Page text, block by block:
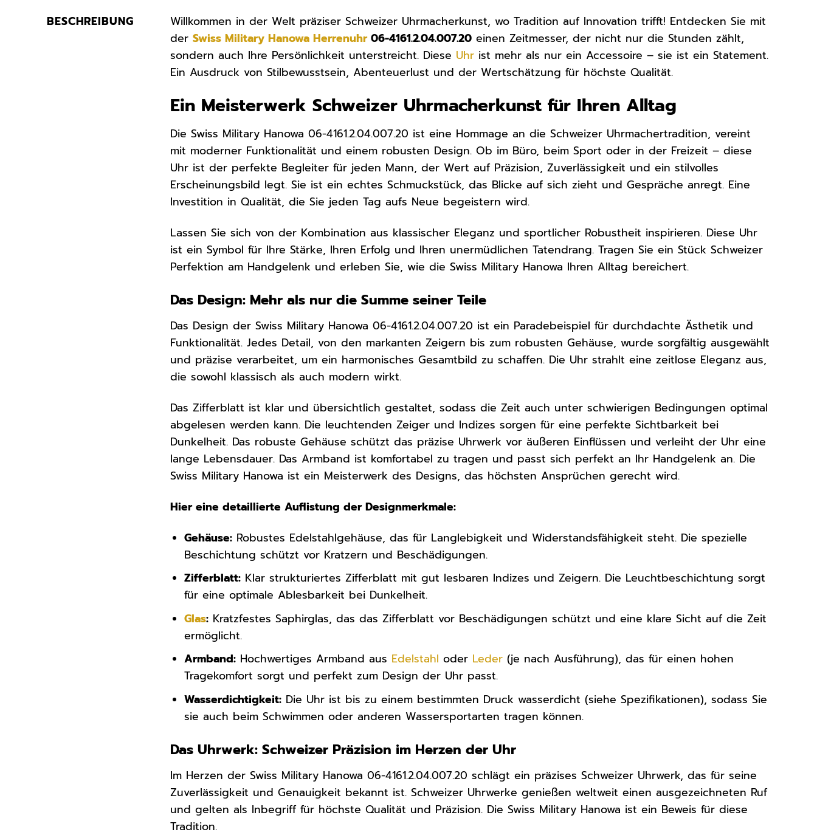
BESCHREIBUNG
Willkommen in der Welt präziser Schweizer Uhrmacherkunst, wo Tradition auf Innovation trifft! Entdecken Sie mit
derSwiss Military Hanowa Herrenuhr06-4161.2.04.007.20 einen Zeitmesser, der nicht nur die Stunden zählt,
sondern auch Ihre Persönlichkeit unterstreicht. Diese Uhr ist mehr als nur ein Accessoire – sie ist ein Statement.
Ein Ausdruck von Stilbewusstsein, Abenteuerlust und der Wertschätzung für höchste Qualität.
Ein Meisterwerk Schweizer Uhrmacherkunst für Ihren Alltag
Die Swiss Military Hanowa 06-4161.2.04.007.20 ist eine Hommage an die Schweizer Uhrmachertradition, vereint
mit moderner Funktionalität und einem robusten Design. Ob im Büro, beim Sport oder in der Freizeit – diese
Uhr ist der perfekte Begleiter für jeden Mann, der Wert auf Präzision, Zuverlässigkeit und ein stilvolles
Erscheinungsbild legt. Sie ist ein echtes Schmuckstück, das Blicke auf sich zieht und Gespräche anregt. Eine
Investition in Qualität, die Sie jeden Tag aufs Neue begeistern wird.
Lassen Sie sich von der Kombination aus klassischer Eleganz und sportlicher Robustheit inspirieren. Diese Uhr
ist ein Symbol für Ihre Stärke, Ihren Erfolg und Ihren unermüdlichen Tatendrang. Tragen Sie ein Stück Schweizer
Perfektion am Handgelenk und erleben Sie, wie die Swiss Military Hanowa Ihren Alltag bereichert.
Das Design: Mehr als nur die Summe seiner Teile
Das Design der Swiss Military Hanowa 06-4161.2.04.007.20 ist ein Paradebeispiel für durchdachte Ästhetik und
Funktionalität. Jedes Detail, von den markanten Zeigern bis zum robusten Gehäuse, wurde sorgfältig ausgewählt
und präzise verarbeitet, um ein harmonisches Gesamtbild zu schaffen. Die Uhr strahlt eine zeitlose Eleganz aus,
die sowohl klassisch als auch modern wirkt.
Das Zifferblatt ist klar und übersichtlich gestaltet, sodass die Zeit auch unter schwierigen Bedingungen optimal
abgelesen werden kann. Die leuchtenden Zeiger und Indizes sorgen für eine perfekte Sichtbarkeit bei
Dunkelheit. Das robuste Gehäuse schützt das präzise Uhrwerk vor äußeren Einflüssen und verleiht der Uhr eine
lange Lebensdauer. Das Armband ist komfortabel zu tragen und passt sich perfekt an Ihr Handgelenk an. Die
Swiss Military Hanowa ist ein Meisterwerk des Designs, das höchsten Ansprüchen gerecht wird.
Hier eine detaillierte Auflistung der Designmerkmale:
Gehäuse: Robustes Edelstahlgehäuse, das für Langlebigkeit und Widerstandsfähigkeit steht. Die spezielle
Beschichtung schützt vor Kratzern und Beschädigungen.
Zifferblatt: Klar strukturiertes Zifferblatt mit gut lesbaren Indizes und Zeigern. Die Leuchtbeschichtung sorgt
für eine optimale Ablesbarkeit bei Dunkelheit.
Glas: Kratzfestes Saphirglas, das das Zifferblatt vor Beschädigungen schützt und eine klare Sicht auf die Zeit
ermöglicht.
Armband: Hochwertiges Armband aus Edelstahl oder Leder (je nach Ausführung), das für einen hohen
Tragekomfort sorgt und perfekt zum Design der Uhr passt.
Wasserdichtigkeit: Die Uhr ist bis zu einem bestimmten Druck wasserdicht (siehe Spezifikationen), sodass Sie
sie auch beim Schwimmen oder anderen Wassersportarten tragen können.
Das Uhrwerk: Schweizer Präzision im Herzen der Uhr
Im Herzen der Swiss Military Hanowa 06-4161.2.04.007.20 schlägt ein präzises Schweizer Uhrwerk, das für seine
Zuverlässigkeit und Genauigkeit bekannt ist. Schweizer Uhrwerke genießen weltweit einen ausgezeichneten Ruf
und gelten als Inbegriff für höchste Qualität und Präzision. Die Swiss Military Hanowa ist ein Beweis für diese
Tradition.